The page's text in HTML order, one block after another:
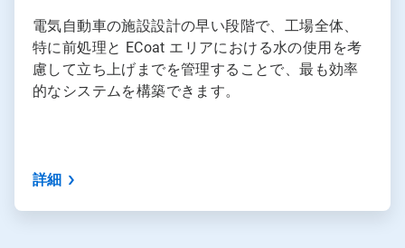
電気自動車の施設設計の早い段階で、工場全体、
特に前処理と ECoat エリアにおける水の使用を考
慮して立ち上げまでを管理することで、最も効率
的なシステムを構築できます。
詳細